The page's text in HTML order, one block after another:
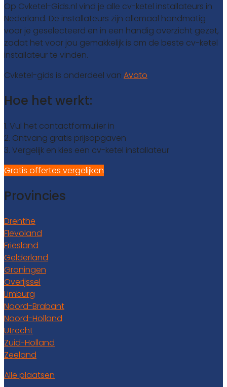
Op Cvketel-Gids.nl vind je alle cv-ketel installateurs in
Nederland. De installateurs zijn allemaal handmatig
voor je geselecteerd en in een handig overzicht gezet,
zodat het voor jou gemakkelijk is om de beste cv-ketel
installateur te vinden.
Cvketel-gids is onderdeel van Avato
Hoe het werkt:
1. Vul het contactformulier in
2. Ontvang gratis prijsopgaven
3. Vergelijk en kies een cv-ketel installateur
Gratis offertes vergelijken
Provincies
Drenthe
Flevoland
Friesland
Gelderland
Groningen
Overijssel
Limburg
Noord-Brabant
Noord-Holland
Utrecht
Zuid-Holland
Zeeland
Alle plaatsen